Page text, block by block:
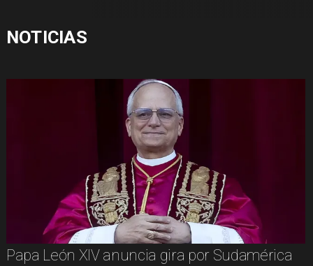
NOTICIAS
Papa León XIV anuncia gira por Sudamérica